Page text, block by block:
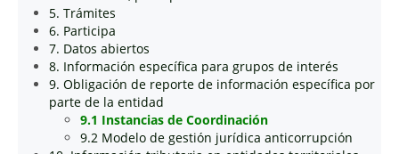
5. Trámites
6. Participa
7. Datos abiertos
8. Información específica para grupos de interés
9. Obligación de reporte de información específica por
parte de la entidad
9.1 Instancias de Coordinación
9.2 Modelo de gestión jurídica anticorrupción